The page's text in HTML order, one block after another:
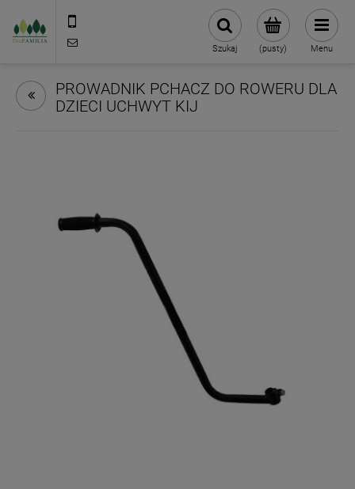
(pusty)
Szukaj Menu
PROWADNIK PCHACZ DO ROWERU DLA
DZIECI UCHWYT KIJ